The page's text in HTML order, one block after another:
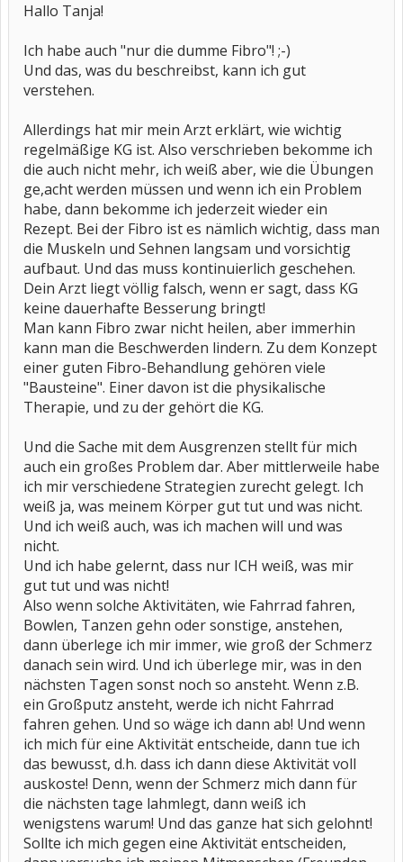
Hallo Tanja!
Ich habe auch "nur die dumme Fibro"! ;-)
Und das, was du beschreibst, kann ich gut
verstehen.
Allerdings hat mir mein Arzt erklärt, wie wichtig
regelmäßige KG ist. Also verschrieben bekomme ich
die auch nicht mehr, ich weiß aber, wie die Übungen
ge,acht werden müssen und wenn ich ein Problem
habe, dann bekomme ich jederzeit wieder ein
Rezept. Bei der Fibro ist es nämlich wichtig, dass man
die Muskeln und Sehnen langsam und vorsichtig
aufbaut. Und das muss kontinuierlich geschehen.
Dein Arzt liegt völlig falsch, wenn er sagt, dass KG
keine dauerhafte Besserung bringt!
Man kann Fibro zwar nicht heilen, aber immerhin
kann man die Beschwerden lindern. Zu dem Konzept
einer guten Fibro-Behandlung gehören viele
"Bausteine". Einer davon ist die physikalische
Therapie, und zu der gehört die KG.
Und die Sache mit dem Ausgrenzen stellt für mich
auch ein großes Problem dar. Aber mittlerweile habe
ich mir verschiedene Strategien zurecht gelegt. Ich
weiß ja, was meinem Körper gut tut und was nicht.
Und ich weiß auch, was ich machen will und was
nicht.
Und ich habe gelernt, dass nur ICH weiß, was mir
gut tut und was nicht!
Also wenn solche Aktivitäten, wie Fahrrad fahren,
Bowlen, Tanzen gehn oder sonstige, anstehen,
dann überlege ich mir immer, wie groß der Schmerz
danach sein wird. Und ich überlege mir, was in den
nächsten Tagen sonst noch so ansteht. Wenn z.B.
ein Großputz ansteht, werde ich nicht Fahrrad
fahren gehen. Und so wäge ich dann ab! Und wenn
ich mich für eine Aktivität entscheide, dann tue ich
das bewusst, d.h. dass ich dann diese Aktivität voll
auskoste! Denn, wenn der Schmerz mich dann für
die nächsten tage lahmlegt, dann weiß ich
wenigstens warum! Und das ganze hat sich gelohnt!
Sollte ich mich gegen eine Aktivität entscheiden,